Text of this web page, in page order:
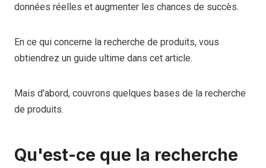
données réelles et augmenter les chances de succès.
En ce qui concerne la recherche de produits, vous
obtiendrez un guide ultime dans cet article.
Mais d'abord, couvrons quelques bases de la recherche
de produits.
Qu'est-ce que la recherche